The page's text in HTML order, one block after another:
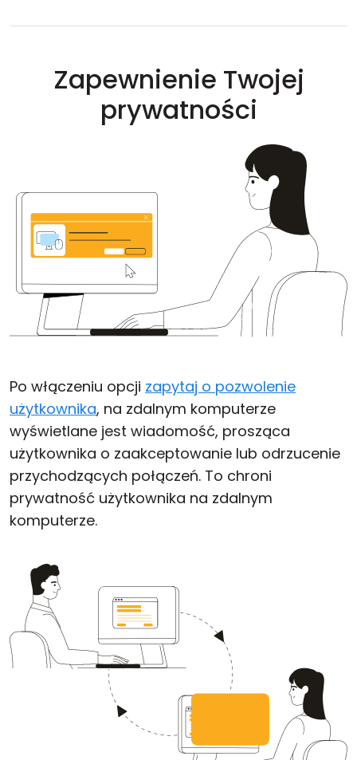
Zapewnienie Twojej
prywatności
Po włączeniu opcji zapytaj o pozwolenie
użytkownika, na zdalnym komputerze
wyświetlane jest wiadomość, prosząca
użytkownika o zaakceptowanie lub odrzucenie
przychodzących połączeń. To chroni
prywatność użytkownika na zdalnym
komputerze.